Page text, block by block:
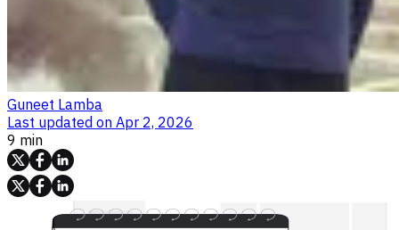
Guneet Lamba
Last updated on Apr 2, 2026
9 min